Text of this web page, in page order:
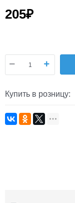
205₽
Купить в розницу: